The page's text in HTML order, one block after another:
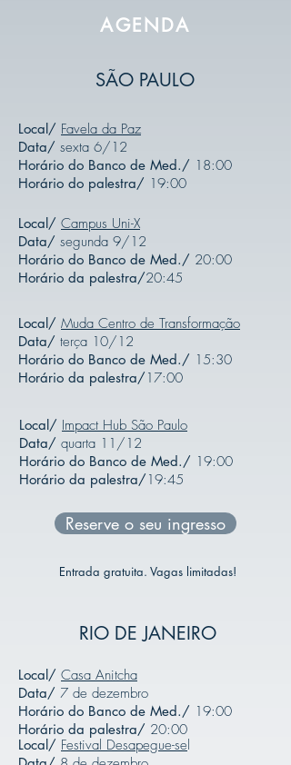
AGENDA
SÃO PAULO
Local/ Favela da Paz
Data/ sexta 6/12
Horário do Banco de Med./ 18:00
Horário do palestra/ 19:00
Local/ Campus Uni-X
Data/ segunda 9/12
Horário do Banco de Med./ 20:00
Horário da palestra/20:45
Local/ Muda Centro de Transformação
Data/ terça 10/12
Horário do Banco de Med./ 15:30
Horário da palestra/ 17:00
Local/ Impact Hub São Paulo
Data/ quarta 11/12
Horário do Banco de Med./ 19:00
Horário da palestra/ 19:45
Reserve o seu ingresso
Entrada gratuita. Vagas limitadas!
RIO DE JANEIRO
Local/ Casa Anitcha
Data/ 7 de dezembro
Horário do Banco de Med./ 19:00
Horário da palestra/ 20:00
Local/ Festival Desapegue-sel